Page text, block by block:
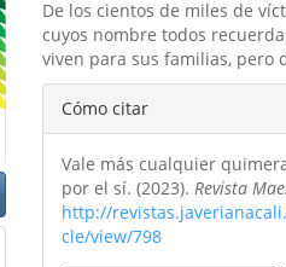
De los cientos de miles de
cuyos nombre todos
viven para sus familias, pero
Detalles
del
artículo
Cómo citar
Vale más cualquier
por el sí. (2023).Revista
http://
cle/view/798